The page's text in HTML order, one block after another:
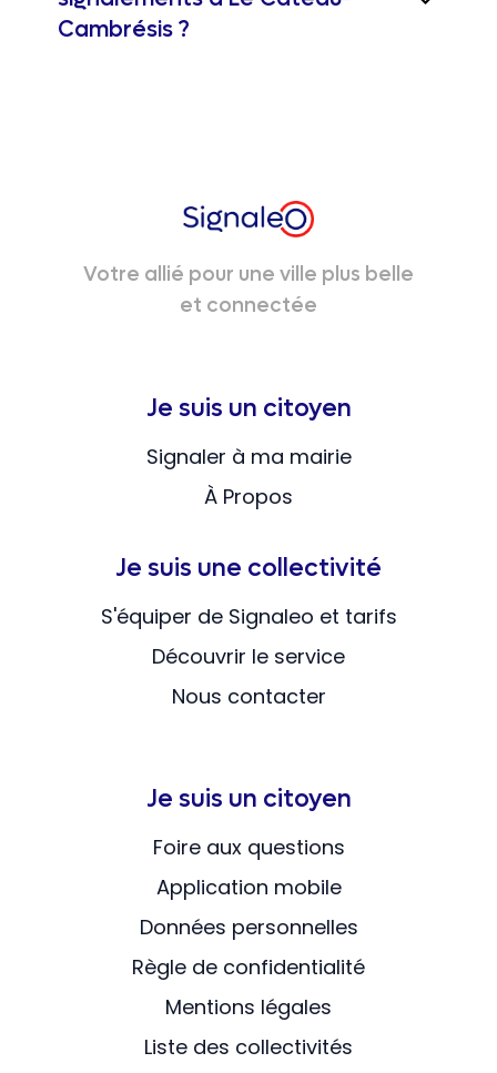
Cambrésis ?
Votre allié pour une ville plus belle
et connectée
Je suis un citoyen
Signaler à ma mairie
À Propos
Je suis une collectivité
S'équiper de Signaleo et tarifs
Découvrir le service
Nous contacter
Je suis un citoyen
Foire aux questions
Application mobile
Données personnelles
Règle de confidentialité
Mentions légales
Liste des collectivités